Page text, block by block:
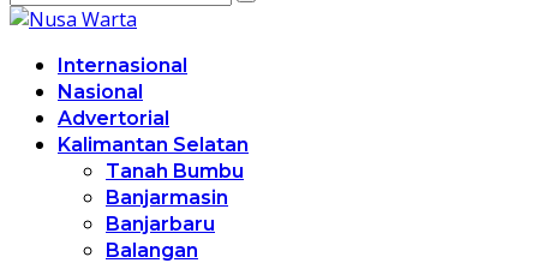
Internasional
Nasional
Advertorial
Kalimantan Selatan
Tanah Bumbu
Banjarmasin
Banjarbaru
Balangan